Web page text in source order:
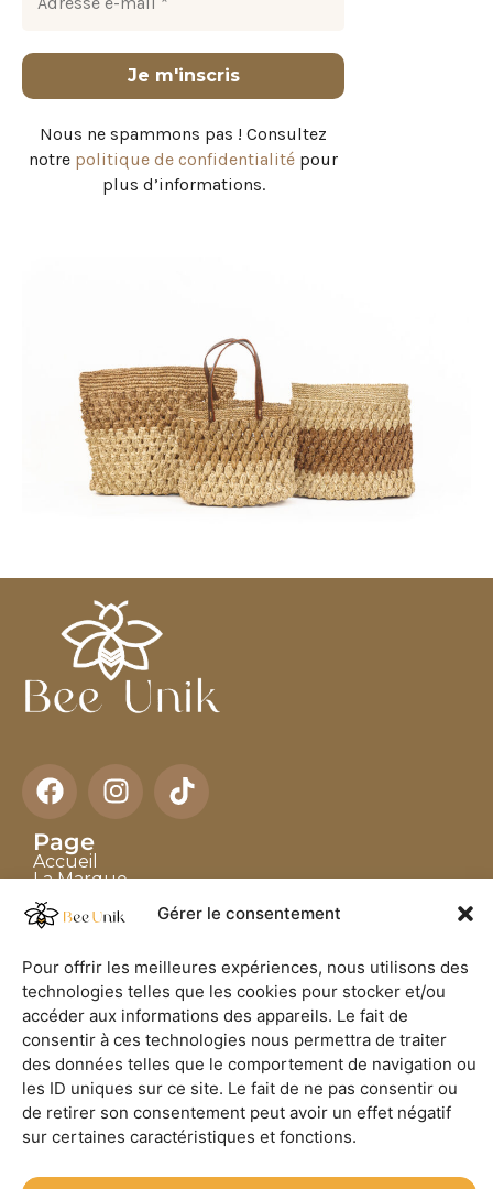
Gérer le consentement
Pour offrir les meilleures expériences, nous utilisons des
technologies telles que les cookies pour stocker et/ou
accéder aux informations des appareils. Le fait de
consentir à ces technologies nous permettra de traiter
des données telles que le comportement de navigation ou
les ID uniques sur ce site. Le fait de ne pas consentir ou
de retirer son consentement peut avoir un effet négatif
sur certaines caractéristiques et fonctions.
Nous ne spammons pas ! Consultez
notre politique de confidentialité pour
plus d’informations.
Page
Accueil
La Marque
Les Artisans
Boutique
Blog
Collection
Sacs en Raphia
Chapeaux
Accessoires en Cornes
Contact
Nous contactez directement
contact@bee-unik.com